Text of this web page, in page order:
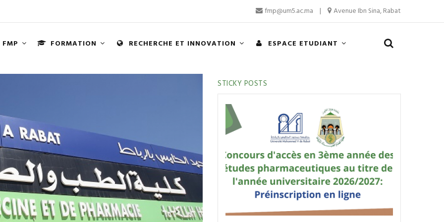
fmp@um5.ac.ma | Avenue Ibn Sina, Rabat
FMP FORMATION RECHERCHE ET INNOVATION ESPACE ETUDIANT
STICKY POSTS